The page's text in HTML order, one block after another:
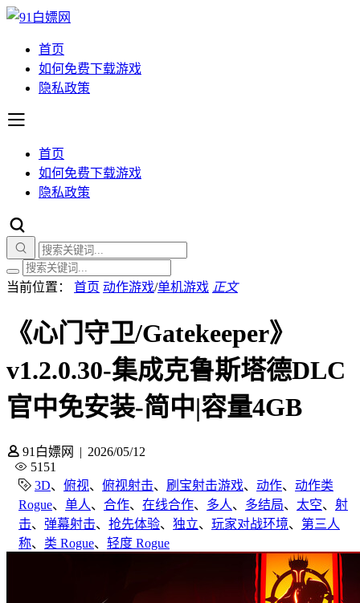
首页
如何免费下载游戏
隐私政策
首页
如何免费下载游戏
隐私政策
当前位置： 首页 动作游戏/单机游戏 正文
《心门守卫/Gatekeeper》
v1.2.0.30-集成克鲁斯塔德DLC
官中免安装-简中|容量4GB
91白嫖网 | 2026/05/12
5151
3D、 俯视、 俯视射击、 刷宝射击游戏、 动作、 动作类
Rogue、 单人、 合作、 在线合作、 多人、 多结局、 太空、 射
击、 弹幕射击、 抢先体验、 独立、 玩家对战环境、 第三人
称、 类 Rogue、 轻度 Rogue